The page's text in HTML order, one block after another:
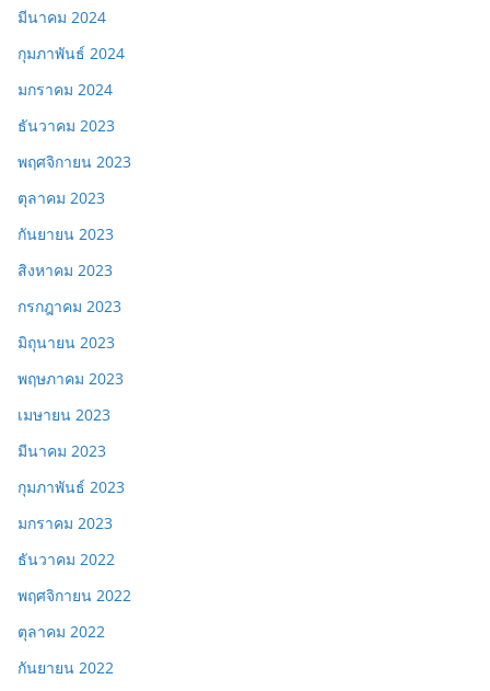
มีนาคม 2024
กุมภาพันธ์ 2024
มกราคม 2024
ธันวาคม 2023
พฤศจิกายน 2023
ตุลาคม 2023
กันยายน 2023
สิงหาคม 2023
กรกฎาคม 2023
มิถุนายน 2023
พฤษภาคม 2023
เมษายน 2023
มีนาคม 2023
กุมภาพันธ์ 2023
มกราคม 2023
ธันวาคม 2022
พฤศจิกายน 2022
ตุลาคม 2022
กันยายน 2022